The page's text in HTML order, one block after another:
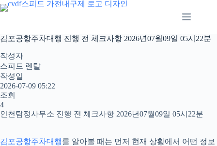
본
문
로
건
너
뛰
기
김포공항주차대행 진행 전 체크사항 2026년07월09일 05시22분
작성자
스피드 렌탈
작성일
2026-07-09 05:22
조회
4
인천탐정사무소 진행 전 체크사항 2026년07월09일 05시22분
김포공항주차대행를 알아볼 때는 먼저 현재 상황에서 어떤 정보